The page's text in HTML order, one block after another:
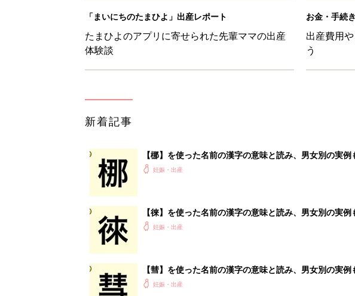
「まいにちのたまひよ」出産レポート
たまひよのアプリに寄せられた先輩ママの出産
体験談
お金・手続き
出産費用
う
新着記事
【梛】を使った名前の漢字の意味と読み、男女別の実
妊娠・出産
【徠】を使った名前の漢字の意味と読み、男女別の実
妊娠・出産
【彗】を使った名前の漢字の意味と読み、男女別の実
妊娠・出産